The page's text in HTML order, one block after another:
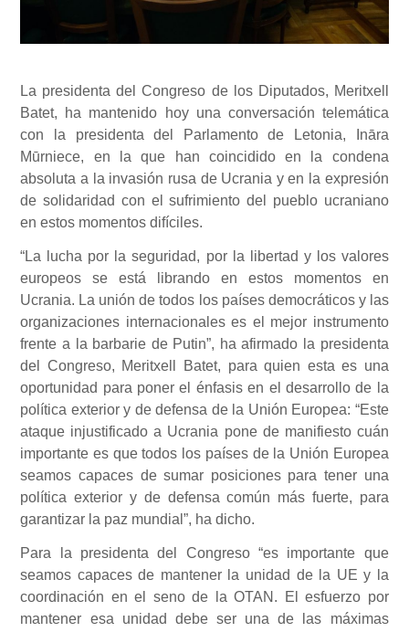
La presidenta del Congreso de los Diputados, Meritxell
Batet, ha mantenido hoy una conversación telemática
con la presidenta del Parlamento de Letonia, Ināra
Mūrniece, en la que han coincidido en la condena
absoluta a la invasión rusa de Ucrania y en la expresión
de solidaridad con el sufrimiento del pueblo ucraniano
en estos momentos difíciles.
“La lucha por la seguridad, por la libertad y los valores
europeos se está librando en estos momentos en
Ucrania. La unión de todos los países democráticos y las
organizaciones internacionales es el mejor instrumento
frente a la barbarie de Putin”, ha afirmado la presidenta
del Congreso, Meritxell Batet, para quien esta es una
oportunidad para poner el énfasis en el desarrollo de la
política exterior y de defensa de la Unión Europea: “Este
ataque injustificado a Ucrania pone de manifiesto cuán
importante es que todos los países de la Unión Europea
seamos capaces de sumar posiciones para tener una
política exterior y de defensa común más fuerte, para
garantizar la paz mundial”, ha dicho.
Para la presidenta del Congreso “es importante que
seamos capaces de mantener la unidad de la UE y la
coordinación en el seno de la OTAN. El esfuerzo por
mantener esa unidad debe ser una de las máximas